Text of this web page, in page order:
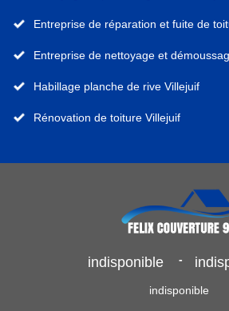
Entreprise de réparation et fuite de
Entreprise de nettoyage et
Habillage planche de rive Villejuif
Rénovation de toiture Villejuif
indisponible -
indisponible